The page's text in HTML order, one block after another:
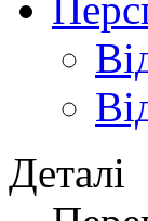
Деталі